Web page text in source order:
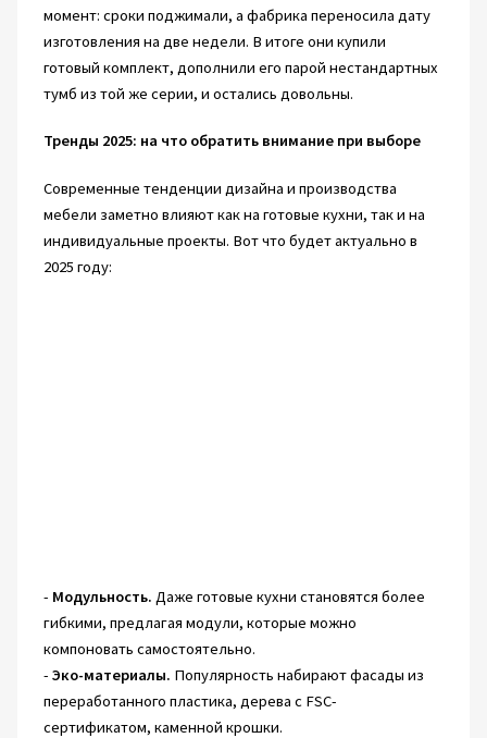
момент: сроки поджимали, а фабрика переносила дату
изготовления на две недели. В итоге они купили
готовый комплект, дополнили его парой нестандартных
тумб из той же серии, и остались довольны.
Тренды 2025: на что обратить внимание при выборе
Современные тенденции дизайна и производства
мебели заметно влияют как на готовые кухни, так и на
индивидуальные проекты. Вот что будет актуально в
2025 году:
- Модульность. Даже готовые кухни становятся более
гибкими, предлагая модули, которые можно
компоновать самостоятельно.
- Эко-материалы. Популярность набирают фасады из
переработанного пластика, дерева с FSC-
сертификатом, каменной крошки.